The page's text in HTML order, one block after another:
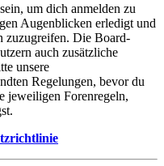
um dich anmelden zu
Augenblicken erledigt und
zuzugreifen. Die Board-
auch zusätzliche
unsere
Regelungen, bevor du
jeweiligen Forenregeln,